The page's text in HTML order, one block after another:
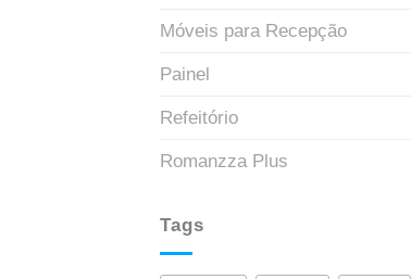
Móveis para Recepção
Painel
Refeitório
Romanzza Plus
Tags